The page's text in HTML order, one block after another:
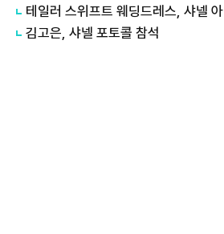
테일러 스위프트 웨딩드레스, 샤넬
김고은, 샤넬 포토콜 참석